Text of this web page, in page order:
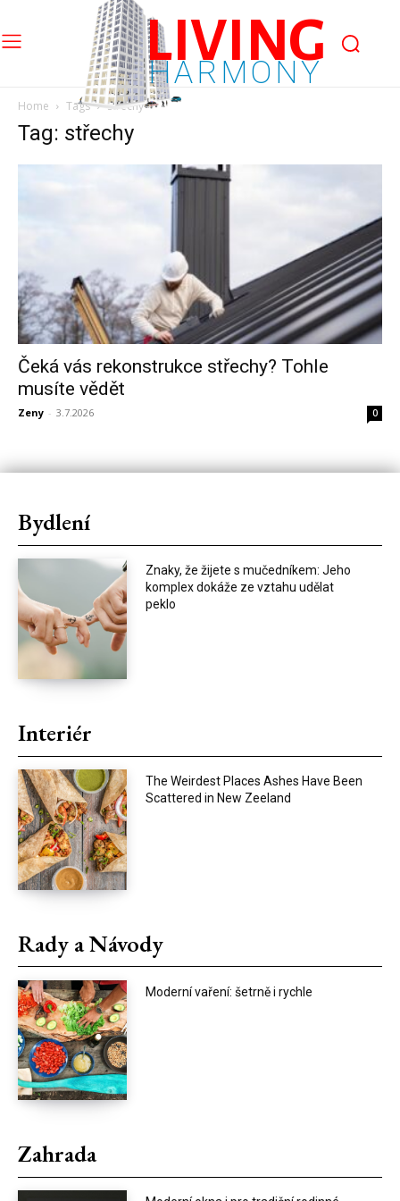
LIVING
HARMONY
Home Tags Střechy
Tag: střechy
Čeká vás rekonstrukce střechy? Tohle
musíte vědět
Zeny - 3.7.2026 0
Bydlení
Znaky, že žijete s mučedníkem: Jeho
komplex dokáže ze vztahu udělat
peklo
Interiér
The Weirdest Places Ashes Have Been
Scattered in New Zeeland
Rady a Návody
Moderní vaření: šetrně i rychle
Zahrada